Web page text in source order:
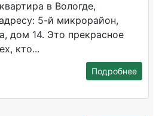
в Вологде,
5-й микрорайон,
дом 14. Это прекрасное
кто...
Подробнее